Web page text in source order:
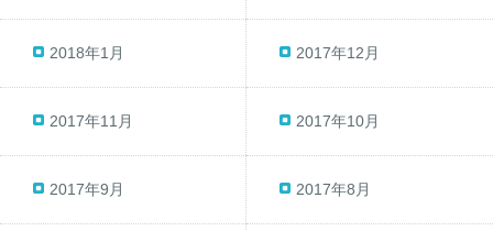
2018年1月 2017年12月
2017年11月 2017年10月
2017年9月 2017年8月